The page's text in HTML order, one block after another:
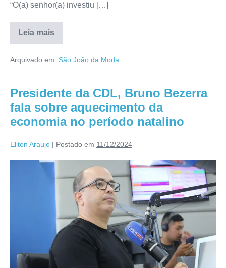
“O(a) senhor(a) investiu […]
Leia mais
Arquivado em: São João da Moda
Presidente da CDL, Bruno Bezerra
fala sobre aquecimento da
economia no período natalino
Eliton Araujo | Postado em 11/12/2024